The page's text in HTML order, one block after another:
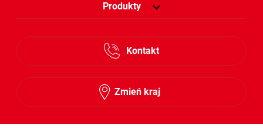
Produkty
Kontakt
Zmień kraj